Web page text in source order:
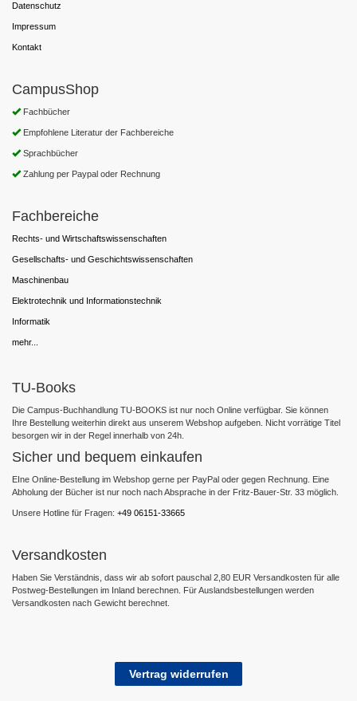
Datenschutz
Impressum
Kontakt
CampusShop
Fachbücher
Empfohlene Literatur der Fachbereiche
Sprachbücher
Zahlung per Paypal oder Rechnung
Fachbereiche
Rechts- und Wirtschaftswissenschaften
Gesellschafts- und Geschichtswissenschaften
Maschinenbau
Elektrotechnik und Informationstechnik
Informatik
mehr...
TU-Books
Die Campus-Buchhandlung TU-BOOKS ist nur noch Online verfügbar. Sie können
Ihre Bestellung weiterhin direkt aus unserem Webshop aufgeben. Nicht vorrätige Titel
besorgen wir in der Regel innerhalb von 24h.
Sicher und bequem einkaufen
EIne Online-Bestellung im Webshop gerne per PayPal oder gegen Rechnung. Eine
Abholung der Bücher ist nur noch nach Absprache in der Fritz-Bauer-Str. 33 möglich.
Unsere Hotline für Fragen: +49 06151-33665
Versandkosten
Haben Sie Verständnis, dass wir ab sofort pauschal 2,80 EUR Versandkosten für alle
Postweg-Bestellungen im Inland berechnen. Für Auslandsbestellungen werden
Versandkosten nach Gewicht berechnet.
Vertrag widerrufen